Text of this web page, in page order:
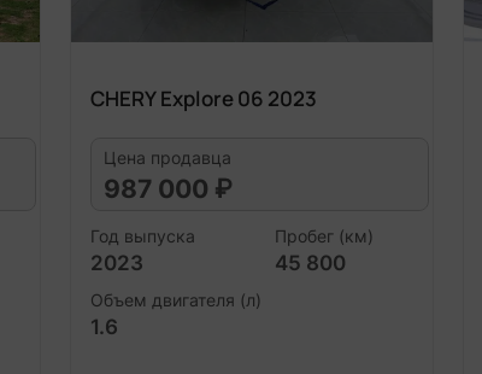
CHERY Explore 06 2023
Цена продавца
987 000 ₽
Год выпуска
2023
Пробег (км)
45 800
Объем двигателя (л)
1.6